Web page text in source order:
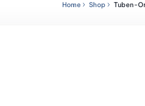
Home Shop Tuben-